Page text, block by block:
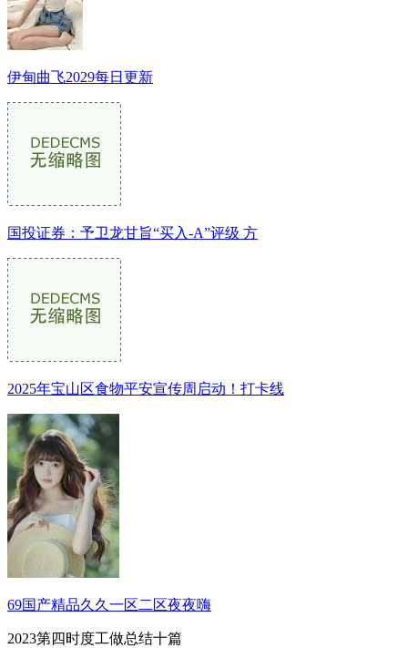
伊甸曲飞2029每日更新
国投证券：予卫龙甘旨“买入-A”评级 方
2025年宝山区食物平安宣传周启动！打卡线
69国产精品久久一区二区夜夜嗨
2023第四时度工做总结十篇